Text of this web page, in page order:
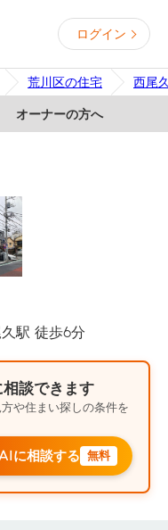
ログイン
荒川区の住宅 西尾
オーナーの方へ
駅 徒歩6分
談できます
や住まい探しの条件を
に相談する 無料